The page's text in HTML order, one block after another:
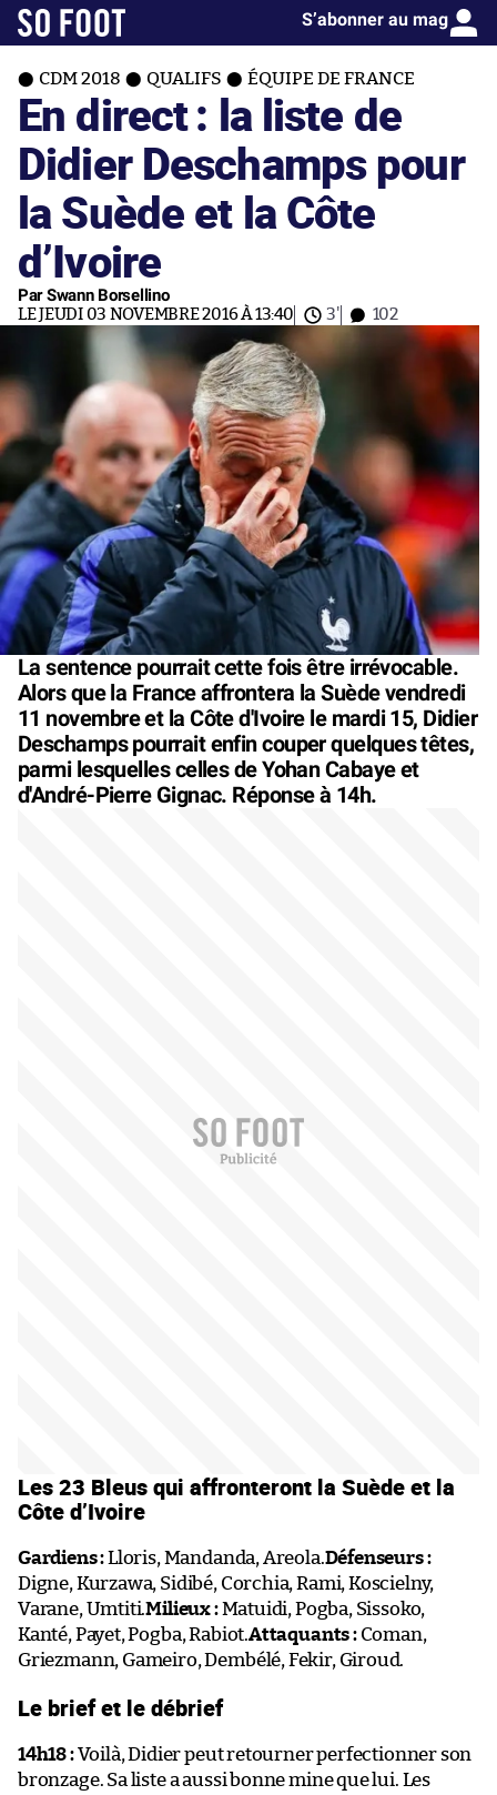
S’abonner au mag
CDM 2018 QUALIFS ÉQUIPE DE FRANCE
En direct : la liste de
Didier Deschamps pour
la Suède et la Côte
d’Ivoire
Par Swann Borsellino
LE JEUDI 03 NOVEMBRE 2016 À 13:40 3' 102
La sentence pourrait cette fois être irrévocable.
Alors que la France affrontera la Suède vendredi
11 novembre et la Côte d'Ivoire le mardi 15, Didier
Deschamps pourrait enfin couper quelques têtes,
parmi lesquelles celles de Yohan Cabaye et
d'André-Pierre Gignac. Réponse à 14h.
Les 23 Bleus qui affronteront la Suède et la
Côte d’Ivoire
Gardiens :Lloris, Mandanda, Areola.Défenseurs :
Digne, Kurzawa, Sidibé, Corchia, Rami, Koscielny,
Varane, Umtiti.Milieux :Matuidi, Pogba, Sissoko,
Kanté, Payet, Pogba, Rabiot.Attaquants :Coman,
Griezmann, Gameiro, Dembélé, Fekir, Giroud.
Le brief et le débrief
14h18 :Voilà, Didier peut retourner perfectionner son
bronzage. Sa liste a aussi bonne mine que lui. Les